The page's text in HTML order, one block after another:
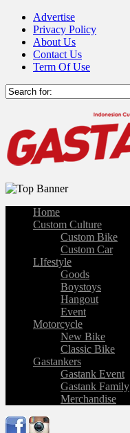
Advertise
Privacy Policy
About Us
Contact Us
Term Of Use
Home
Custom Culture
Custom Bike
Custom Car
LIfestyle
Goods
Boystoys
Hangout
Event
Motorcycle
New Bike
Classic Bike
Gastankers
Gastank Event
Gastank Family
Merchandise